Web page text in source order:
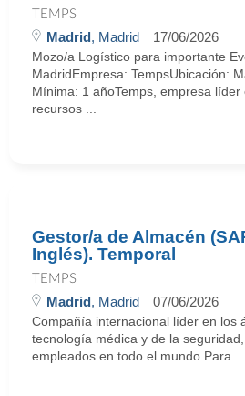
TEMPS
Madrid, Madrid 17/06/2026
Mozo/a Logístico para importante
MadridEmpresa: TempsUbicación:
Mínima: 1 añoTemps, empresa líder
recursos ...
Gestor/a de Almacén
Inglés). Temporal
TEMPS
Madrid, Madrid 07/06/2026
Compañía internacional líder en los
tecnología médica y de la
empleados en todo el mundo.Para ...